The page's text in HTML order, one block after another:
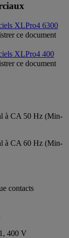
XLPro4 6300
ce document
XLPro4 400
ce document
à CA 50 Hz (Min-
à CA 60 Hz (Min-
contacts
400 V